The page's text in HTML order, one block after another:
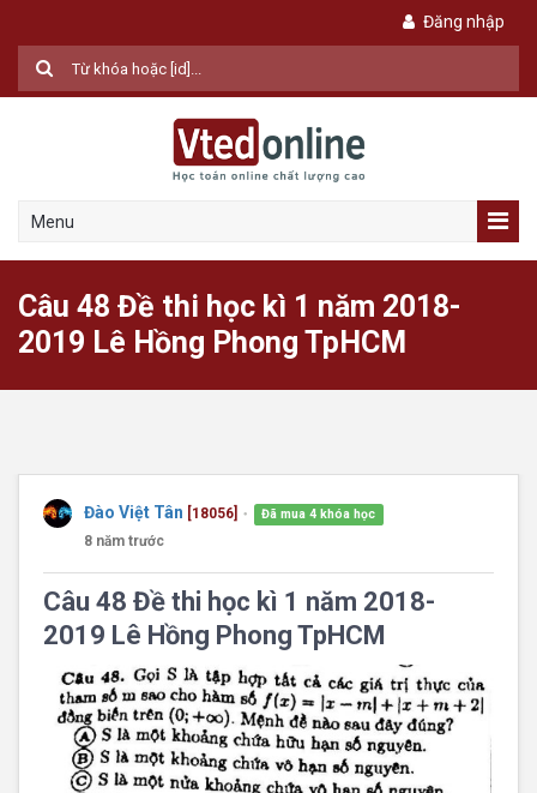
Đăng nhập
Menu
Câu 48 Đề thi học kì 1 năm 2018-
2019 Lê Hồng Phong TpHCM
Đào Việt Tân [18056] ● Đã mua 4 khóa học
8 năm trước
Câu 48 Đề thi học kì 1 năm 2018-
2019 Lê Hồng Phong TpHCM